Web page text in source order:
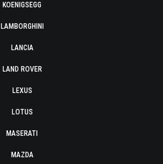
KOENIGSEGG
LAMBORGHINI
LANCIA
LAND ROVER
LEXUS
LOTUS
MASERATI
MAZDA